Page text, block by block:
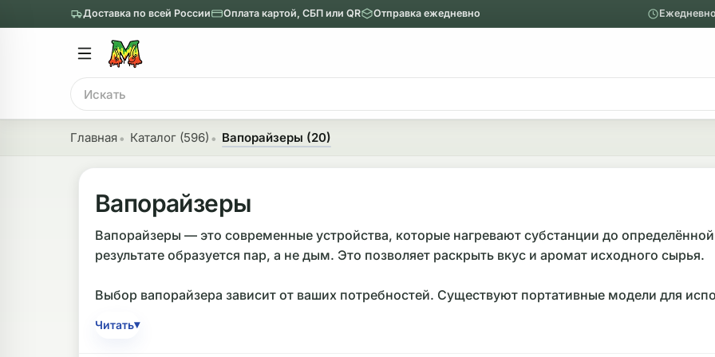
Доставка по всей России Оплата картой, СБП или QR Отправка ежедневно
Поиск
Главное меню
с перколятором
Трубки
Стеклянные
Вапорайзеры
Механические вапорайзеры
Главная Каталог (596) Вапорайзеры (20)
Вапорайзеры
Вапорайзеры — это современные устройства, которые нагревают субстанции до
результате образуется пар, а не дым. Это позволяет раскрыть вкус и аромат исходного сырья.
Выбор вапорайзера зависит от ваших потребностей. Существуют портативные модели для
Читать▾